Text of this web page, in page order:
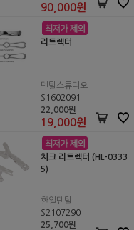
90,000원
리트렉터
덴탈스튜디오
S1602091
22,000원
19,000원
치크 리트렉터 (HL-0333
5)
한일덴탈
S2107290
25,700원